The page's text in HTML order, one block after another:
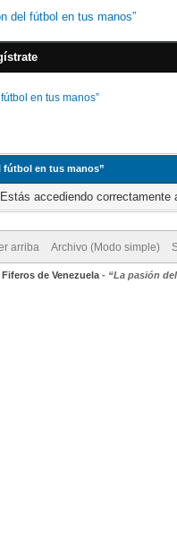
en tus manos”
fútbol en tus manos”
accediendo
arriba Archivo (Modo simple)
Fiferos de Venezuela - “La pasión